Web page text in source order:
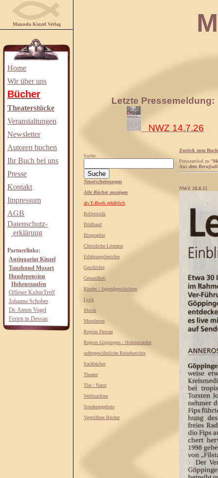
Manuela Kinzel Verlag
Home
Wir über uns
Bücher
Theaterstücke
Veranstaltungen
Newsletter
Autoren buchen
Ihr Buch bei uns
Presse
Kontakt
Impressum
AGB
Datenschutz-
erklärung
Partnerlinks:
Antiquariat Kinzel
Tanzhund Mozart
Hundepension
Hohenstaufen
Offener KulturTreff
Johanna Schober
Dr. Anton Vogel
Ferien in Dessau
Letzte Pressemeldung:
NWZ 14.7.26
Suche:
Neuerscheinungen
Alle Bücher anzeigen
als E-Book erhältlich
Belletristik
Bildband
Biographie
Christliche Literatur
Erfahrungsberichte
Geschichte
Gesundheit
Kinder / Jugendgeschichten
Lyrik
Musik
Mundarten
Region Dessau
Region Göppingen / Hohenstaufen
außergewöhnliche Reiseberichte
Sachbücher
Theater
Tier / Natur
Weihnachten
Sonderangebote
Vergriffene Bücher
Zurück zum Buch
Presseartikel zu "
Aus dem
NWZ 28.8.15